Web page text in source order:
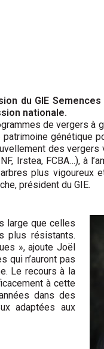
du GIE
nationale.
de vergers
génétique
des
Irstea, FCBA…), à
plus vigoureux
président du GIE.
large que celles
plus résistants.
», ajoute Joël
qui n’auront pas
Le recours à la
à cette
dans des
adaptées aux